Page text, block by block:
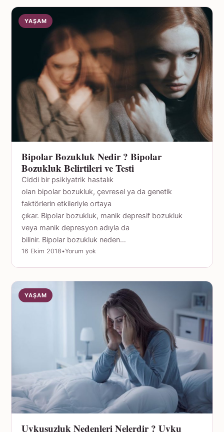
YAŞAM
Bipolar Bozukluk Nedir ? Bipolar
Bozukluk Belirtileri ve Testi
Ciddi bir psikiyatrik hastalık
olan bipolar bozukluk, çevresel ya da genetik
faktörlerin etkileriyle ortaya
çıkar. Bipolar bozukluk, manik depresif bozukluk
veya manik depresyon adıyla da
bilinir. Bipolar bozukluk neden…
16 Ekim 2018•Yorum yok
YAŞAM
Uykusuzluk Nedenleri Nelerdir ? Uyku